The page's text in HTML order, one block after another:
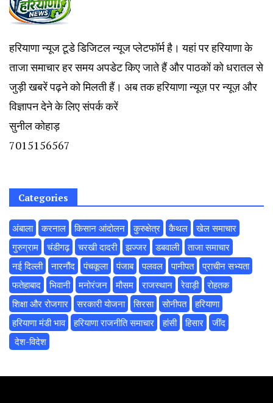
हरियाणा न्यूज टूडे डिजिटल न्यूज प्लेटफॉर्म है। यहां पर हरियाणा के
ताजा समाचार हर समय अपडेट किए जाते हैं और पाठकों को धरातल से
जुड़ी खबरें पढ़ने को मिलती हैं। अब तक हरियाणा न्यूज़ पर न्यूज़ और
विज्ञापन देने के लिए संपर्क करें
सुनील कोहाड़
7015156567
Categories
अंबाला करनाल किसान आंदोलन कुरुक्षेत्र कैथल
खेल समाचार
गुरुग्राम
चंडीगढ़ चरखी दादरी झज्जर डबवाली
ताजा समाचार
नई दिल्ली
नारनौंद पंचकूला पंजाब पलवल पानीपत
प्राचीन सभ्यता
फतेहाबाद
भिवानी मनोरंजन मौसम राजस्थान रेवाड़ी
रोहतक
शिक्षा और रोजगार
सरकारी योजना सिरसा सोनीपत
हरियाणा
हरियाणा मंडी भाव
हरियाणा राजनीति समाचार हांसी हिसार
‌जींद
‌ देश-विदेश